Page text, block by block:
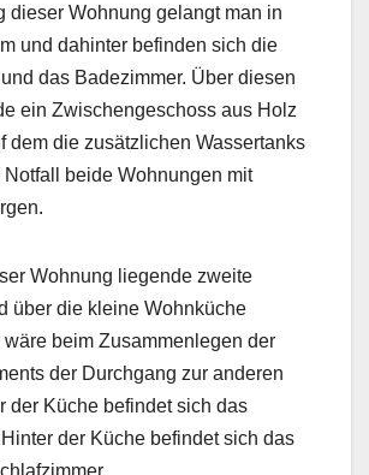
dieser Wohnung gelangt man in
und dahinter befinden sich die
das Badezimmer. Über diesen
ein Zwischengeschoss aus Holz
dem die zusätzlichen Wassertanks
Notfall beide Wohnungen mit
Wohnung liegende zweite
über die kleine Wohnküche
wäre beim Zusammenlegen der
der Durchgang zur anderen
der Küche befindet sich das
der Küche befindet sich das